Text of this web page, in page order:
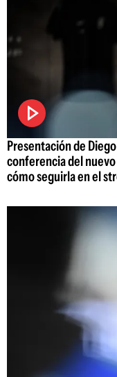
Presentación de
conferencia del
cómo seguirla en el